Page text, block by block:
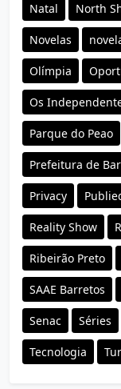
Natal North
Novelas
Olímpia
Os
Parque do Peao
Prefeitura de
Privacy
Reality Show
Ribeirão Preto
SAAE Barretos
Senac Séries
Tecnologia